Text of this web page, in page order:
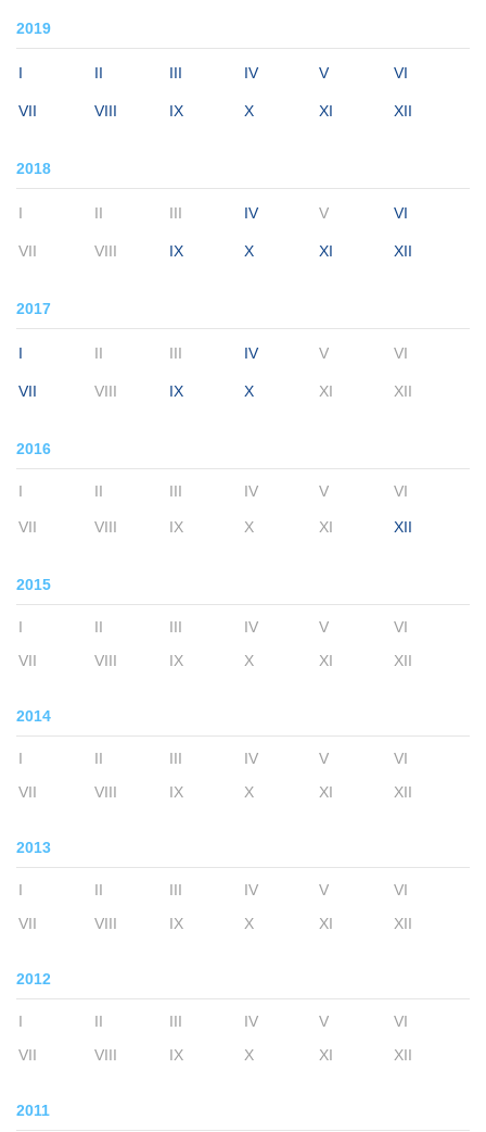
2019
I II III IV V VI
VII VIII IX X XI XII
2018
I II III IV V VI
VII VIII IX X XI XII
2017
I II III IV V VI
VII VIII IX X XI XII
2016
I II III IV V VI
VII VIII IX X XI XII
2015
I II III IV V
VI
VII
VIII IX X XI XII
2014
I II III IV V
VI
VII
VIII IX X XI XII
2013
I II III IV V
VI
VII
VIII IX X XI XII
2012
I II III IV V
VI
VII
VIII IX X XI XII
2011